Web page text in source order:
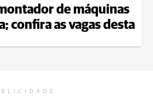
de máquinas
confira as vagas desta